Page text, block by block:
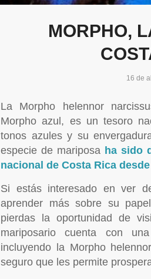
MORPHO,
16 de
La Morpho helennor
Morpho azul, es un tesoro
tonos azules y su
especie de mariposa ha sido
nacional de Costa Rica
Si estás interesado en ver
aprender más sobre su
pierdas la oportunidad de
mariposario cuenta con
incluyendo la Morpho
seguro que les permite